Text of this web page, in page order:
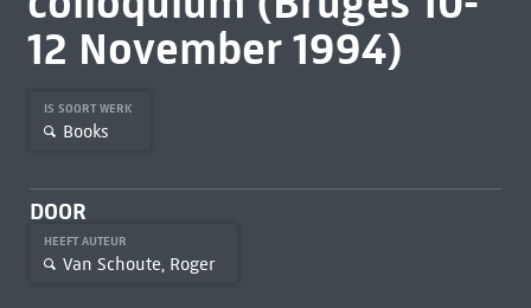
12 November 1994)
IS SOORT WERK
Books
DOOR
HEEFT AUTEUR
Van Schoute, Roger